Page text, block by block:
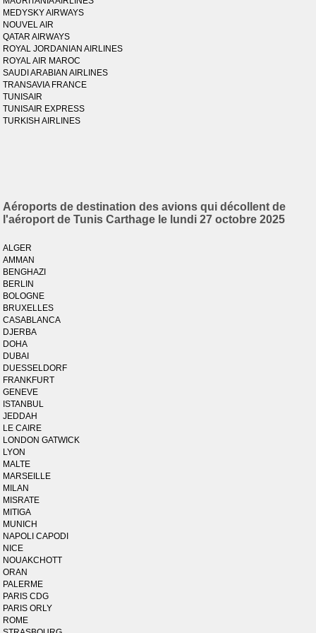
MEDYSKY AIRWAYS
NOUVEL AIR
QATAR AIRWAYS
ROYAL JORDANIAN AIRLINES
ROYAL AIR MAROC
SAUDI ARABIAN AIRLINES
TRANSAVIA FRANCE
TUNISAIR
TUNISAIR EXPRESS
TURKISH AIRLINES
Aéroports de destination des avions qui décollent de
l'aéroport de Tunis Carthage le lundi 27 octobre 2025
ALGER
AMMAN
BENGHAZI
BERLIN
BOLOGNE
BRUXELLES
CASABLANCA
DJERBA
DOHA
DUBAI
DUESSELDORF
FRANKFURT
GENEVE
ISTANBUL
JEDDAH
LE CAIRE
LONDON GATWICK
LYON
MALTE
MARSEILLE
MILAN
MISRATE
MITIGA
MUNICH
NAPOLI CAPODI
NICE
NOUAKCHOTT
ORAN
PALERME
PARIS CDG
PARIS ORLY
ROME